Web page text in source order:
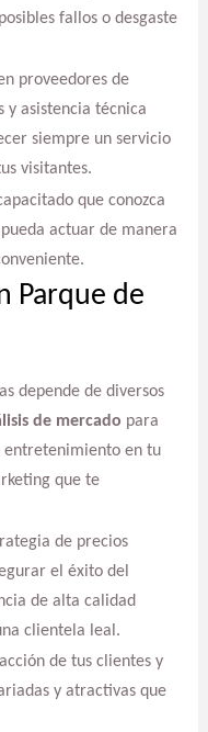
fallos o desgaste
proveedores de
y asistencia técnica
siempre un servicio
visitantes.
que conozca
actuar de manera
Parque de
depende de diversos
de mercado para
entretenimiento en tu
que te
de precios
el éxito del
de alta calidad
clientela leal.
de tus clientes y
y atractivas que